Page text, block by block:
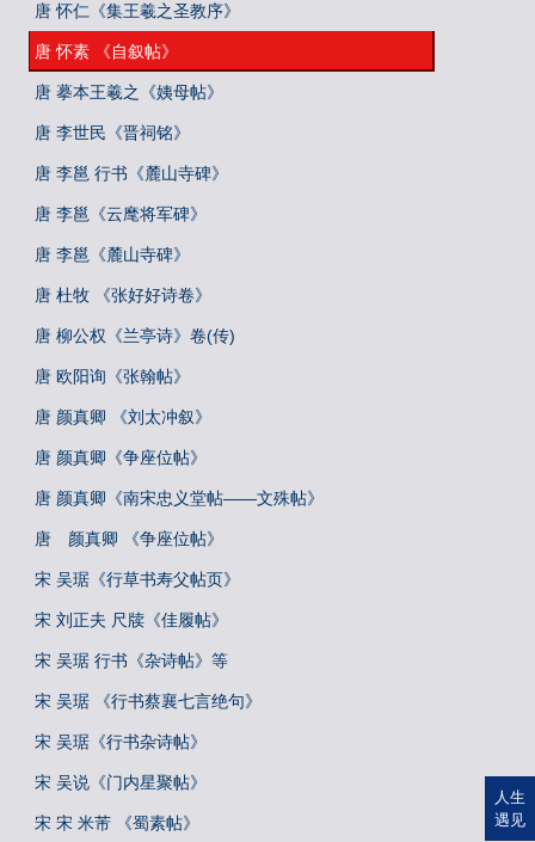
唐 怀仁《集王羲之圣教序》
唐 怀素 《自叙帖》
唐 摹本王羲之《姨母帖》
唐 李世民《晋祠铭》
唐 李邕 行书《麓山寺碑》
唐 李邕《云麾将军碑》
唐 李邕《麓山寺碑》
唐 杜牧 《张好好诗卷》
唐 柳公权《兰亭诗》卷(传)
唐 欧阳询《张翰帖》
唐 颜真卿 《刘太冲叙》
唐 颜真卿《争座位帖》
唐 颜真卿《南宋忠义堂帖——文殊帖》
唐 颜真卿 《争座位帖》
宋 吴琚《行草书寿父帖页》
宋 刘正夫 尺牍《佳履帖》
宋 吴琚 行书《杂诗帖》等
宋 吴琚 《行书蔡襄七言绝句》
宋 吴琚《行书杂诗帖》
宋 吴说《门内星聚帖》
宋 宋 米芾 《蜀素帖》
人生
遇见